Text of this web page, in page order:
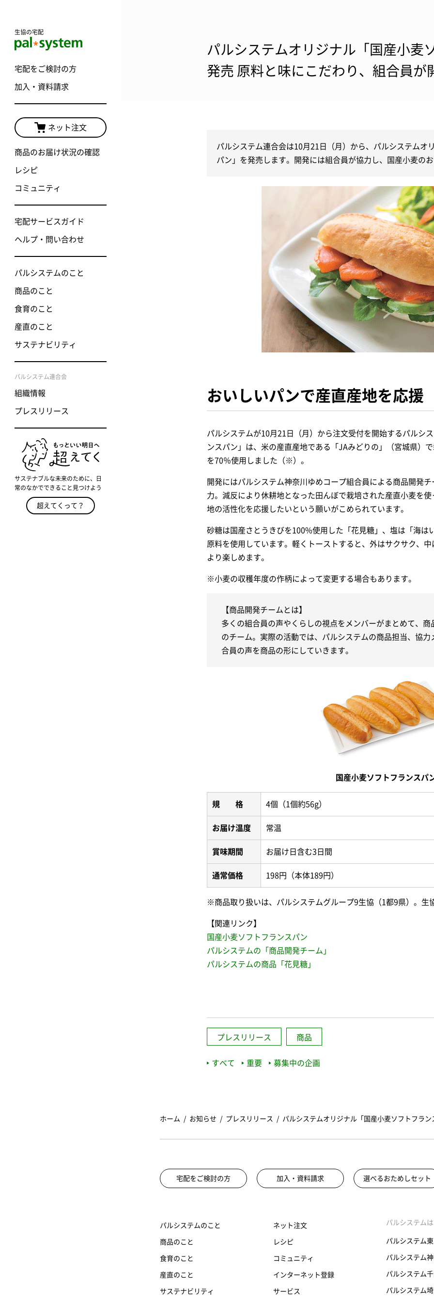
生協の宅配
宅配をご検討の方
加入・資料請求
ネット注文
商品のお届け状況の確認
レシピ
コミュニティ
宅配サービスガイド
ヘルプ・問い合わせ
パルシステムのこと
商品のこと
食育のこと
産直のこと
サステナビリティ
パルシステム連合会
組織情報
プレスリリース
サステナブルな未来のために、日
常のなかでできること見つけよう
超えてくって？
パルシステムオリジナル「国産小麦
発売 原料と味にこだわり、組合員が
パルシステム連合会は10月21日（月）から、パルシステムオ
パン」を発売します。開発には組合員が協力し、国産小麦の
おいしいパンで産直産地を応援
パルシステムが10月21日（月）から注文受付を開始するパルシ
ンスパン」は、米の産直産地である「JAみどりの」（宮城県）
を70％使用しました（※）。
開発にはパルシステム神奈川ゆめコープ組合員による商品開発
力。減反により休耕地となった田んぼで栽培された産直小麦を
地の活性化を応援したいという願いがこめられています。
砂糖は国産さとうきびを100%使用した「花見糖」、塩は「海は
原料を使用しています。軽くトーストすると、外はサクサク、
より楽しめます。
※小麦の収穫年度の作柄によって変更する場合もあります。
【商品開発チームとは】
多くの組合員の声やくらしの視点をメンバーがまとめて、
のチーム。実際の活動では、パルシステムの商品担当、協
合員の声を商品の形にしていきます。
国産小麦ソフトフランスパ
規 格 4個（1個約56g）
お届け温度 常温
賞味期間 お届け日含む3日間
通常価格 198円（本体189円）
※商品取り扱いは、パルシステムグループ9生協（1都9県）。生
【関連リンク】
国産小麦ソフトフランスパン
パルシステムの「商品開発チーム」
パルシステムの商品「花見糖」
プレスリリース 商品
すべて 重要 募集中の企画
ホーム お知らせ プレスリリース パルシステムオリジナル「国産小麦ソフトフラ
宅配をご検討の方 加入・資料請求 選べるおためしセット
パルシステムのこと
商品のこと
食育のこと
産直のこと
サステナビリティ
ネット注文
レシピ
コミュニティ
インターネット登録
サービス
パルシステム
パルシステム
パルシステム
パルシステム
パルシステム